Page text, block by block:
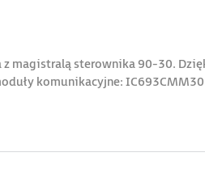
z magistralą sterownika 90-30.
komunikacyjne: